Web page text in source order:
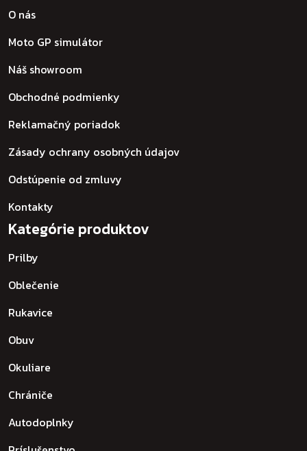
O nás
Moto GP simulátor
Náš showroom
Obchodné podmienky
Reklamačný poriadok
Zásady ochrany osobných údajov
Odstúpenie od zmluvy
Kontakty
Kategórie produktov
Prilby
Oblečenie
Rukavice
Obuv
Okuliare
Chrániče
Autodoplnky